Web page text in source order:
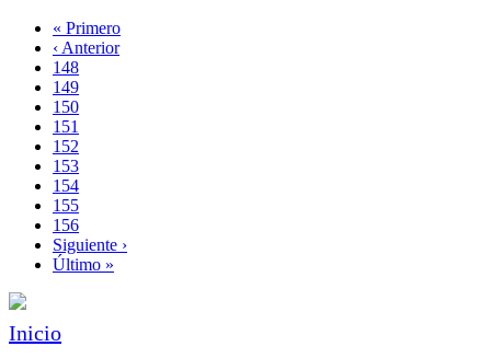
Paginación
Primera
página
« Primero
Página
anterior
‹ Anterior
Page
148
Page
149
Page
150
Page
151
Página
actual
152
Page
153
Page
154
Page
155
Page
156
Siguiente
página
Siguiente ›
Última
Último »
Inicio